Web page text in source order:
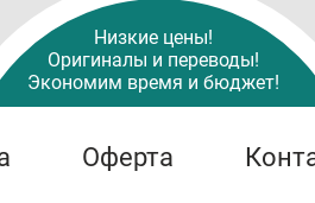
Низкие цены!
Оригиналы и переводы!
Экономим время и бюджет!
Оферта